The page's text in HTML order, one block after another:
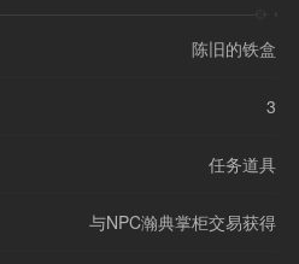
陈旧的铁盒
3
任务道具
与NPC瀚典掌柜交易获得